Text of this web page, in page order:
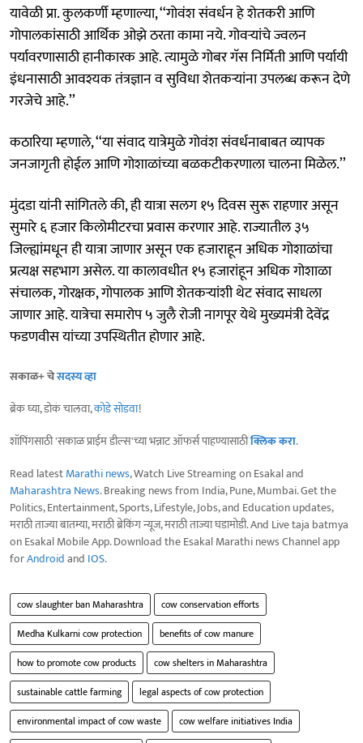
यावेळी प्रा. कुलकर्णी म्हणाल्या, ‘‘गोवंश संवर्धन हे शेतकरी आणि
गोपालकांसाठी आर्थिक ओझे ठरता कामा नये. गोवऱ्यांचे ज्वलन
पर्यावरणासाठी हानीकारक आहे. त्यामुळे गोबर गॅस निर्मिती आणि पर्यायी
इंधनासाठी आवश्यक तंत्रज्ञान व सुविधा शेतकऱ्यांना उपलब्ध करून देणे
गरजेचे आहे.’’
कठारिया म्हणाले, ‘‘या संवाद यात्रेमुळे गोवंश संवर्धनाबाबत व्यापक
जनजागृती होईल आणि गोशाळांच्या बळकटीकरणाला चालना मिळेल.’’
मुंदडा यांनी सांगितले की, ही यात्रा सलग १५ दिवस सुरू राहणार असून
सुमारे ६ हजार किलोमीटरचा प्रवास करणार आहे. राज्यातील ३५
जिल्ह्यांमधून ही यात्रा जाणार असून एक हजाराहून अधिक गोशाळांचा
प्रत्यक्ष सहभाग असेल. या कालावधीत १५ हजारांहून अधिक गोशाळा
संचालक, गोरक्षक, गोपालक आणि शेतकऱ्यांशी थेट संवाद साधला
जाणार आहे. यात्रेचा समारोप ५ जुलै रोजी नागपूर येथे मुख्यमंत्री देवेंद्र
फडणवीस यांच्या उपस्थितीत होणार आहे.
सकाळ+ चेसदस्य व्हा
ब्रेक घ्या, डोकं चालवा,कोडे सोडवा!
शॉपिंगसाठी 'सकाळ प्राईम डील्स'च्या भन्नाट ऑफर्स पाहण्यासाठीक्लिक करा.
Read latestMarathi news, Watch Live Streaming on Esakal and
Maharashtra News. Breaking news from India, Pune, Mumbai. Get the
Politics, Entertainment, Sports, Lifestyle, Jobs, and Education updates,
मराठी ताज्या बातम्या, मराठी ब्रेकिंग न्यूज, मराठी ताज्या घडामोडी. And Live taja batmya
on Esakal Mobile App. Download the Esakal Marathi news Channel app
forAndroidand IOS.
cow slaughter ban Maharashtra
cow conservation efforts
Medha Kulkarni cow protection
benefits of cow manure
how to promote cow products
cow shelters in Maharashtra
sustainable cattle farming
legal aspects of cow protection
environmental impact of cow waste
cow welfare initiatives India